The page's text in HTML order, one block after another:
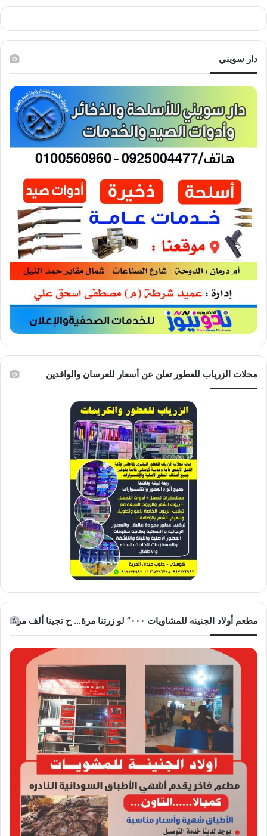
دار سويني
محلات الزرياب للعطور تعلن عن أسعار للعرسان والوافدين
مطعم أولاد الجنينه للمشاويات ٠٠٠” لو زرتنا مرة… ح تجينا ألف مرة